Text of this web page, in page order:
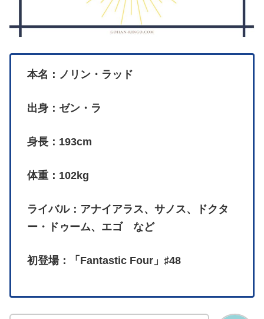
本名：ノリン・ラッド
出身：ゼン・ラ
身長：193cm
体重：102kg
ライバル：アナイアラス、サノス、ドクタ
ー・ドゥーム、エゴ など
初登場：「Fantastic Four」♯48